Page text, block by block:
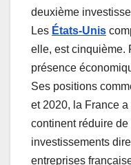
deuxième
Les États-Unis
elle, est cinquième.
présence
Ses positions
et 2020, la France
continent réduire
investissements
entreprises